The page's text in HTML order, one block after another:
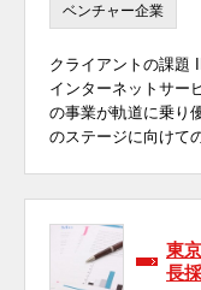
ベンチャー企業
クライアントの課題
インターネットサー
の事業が軌道に乗り
のステージに向けて
東
長